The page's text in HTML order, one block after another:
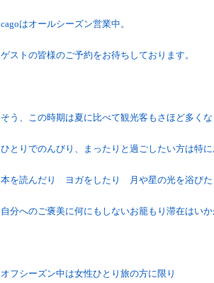
cagoはオールシーズン営業中。
ゲストの皆様のご予約をお待ちしております。
そう、この時期は夏に比べて観光客もさほど多くな
ひとりでのんびり、まったりと過ごしたい方は特に
本を読んだり ヨガをしたり 月や星の光を浴びた
自分へのご褒美に何にもしないお籠もり滞在はいか
オフシーズン中は女性ひとり旅の方に限り